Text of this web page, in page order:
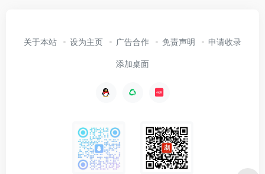
关于本站 设为主页 广告合作 免责声明 申请收录
添加桌面